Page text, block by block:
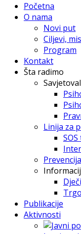
Početna
O nama
Novi put
Ciljevi,
Program
Kontakt
Šta radimo
Linija za
Publikacije
Aktivnosti